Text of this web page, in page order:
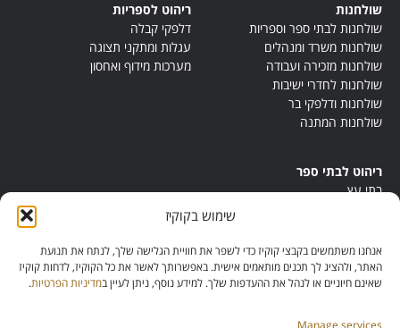
שימוש בקוקיז
אנחנו משתמשים בקבצי קוקיז כדי לשפר את חוויית הגלישה שלך, לנתח את תנועת
האתר, ולהציג לך תכנים מותאמים אישית. באפשרותך לאשר את כל הקוקיז, לדחות קוקיז
שאינם חיוניים או לנהל את ההעדפות שלך. למידע נוסף, ניתן לעיין במדיניות הפרטיות.
Manage services
שולחנות
שולחנות לבתי ספר וספריות
שולחנות משרד ומנהלים
שולחנות מזכירה ועבודה
שולחנות לחדרי ישיבות
שולחנות ודלפקי בר
שולחנות המתנה
ריהוט לספריות
דלפקי קבלה
עגלות ומתקני תצוגה
מערכות מידוף ואחסון
ריהוט לבתי ספר
בתי עץ
ריהוט מונטסורי
ריהוט אנתרופוסופי